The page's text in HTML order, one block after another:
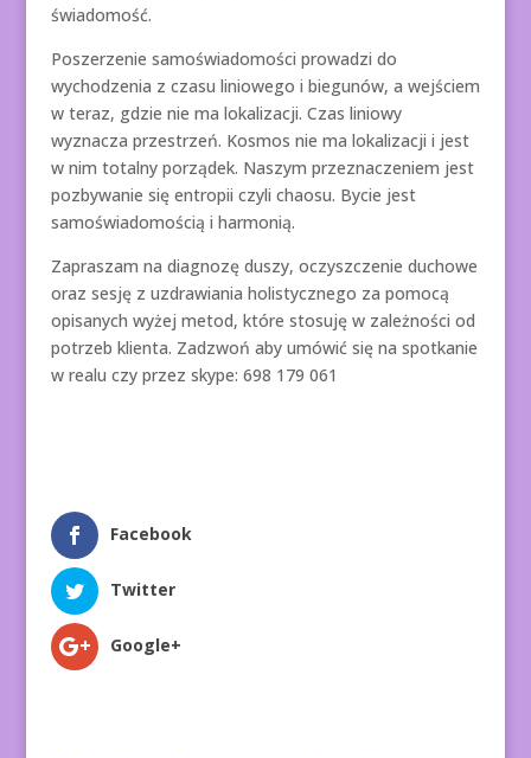
świadomość.
Poszerzenie samoświadomości prowadzi do
wychodzenia z czasu liniowego i biegunów, a wejściem
w teraz, gdzie nie ma lokalizacji. Czas liniowy
wyznacza przestrzeń. Kosmos nie ma lokalizacji i jest
w nim totalny porządek. Naszym przeznaczeniem jest
pozbywanie się entropii czyli chaosu. Bycie jest
samoświadomością i harmonią.
Zapraszam na diagnozę duszy, oczyszczenie duchowe
oraz sesję z uzdrawiania holistycznego za pomocą
opisanych wyżej metod, które stosuję w zależności od
potrzeb klienta. Zadzwoń aby umówić się na spotkanie
w realu czy przez skype: 698 179 061
Facebook
Twitter
Google+